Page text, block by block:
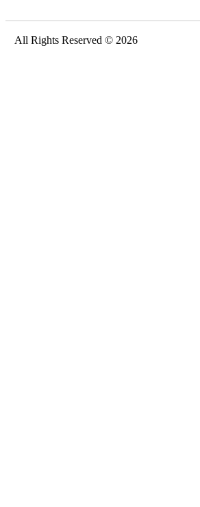
All Rights Reserved © 2026